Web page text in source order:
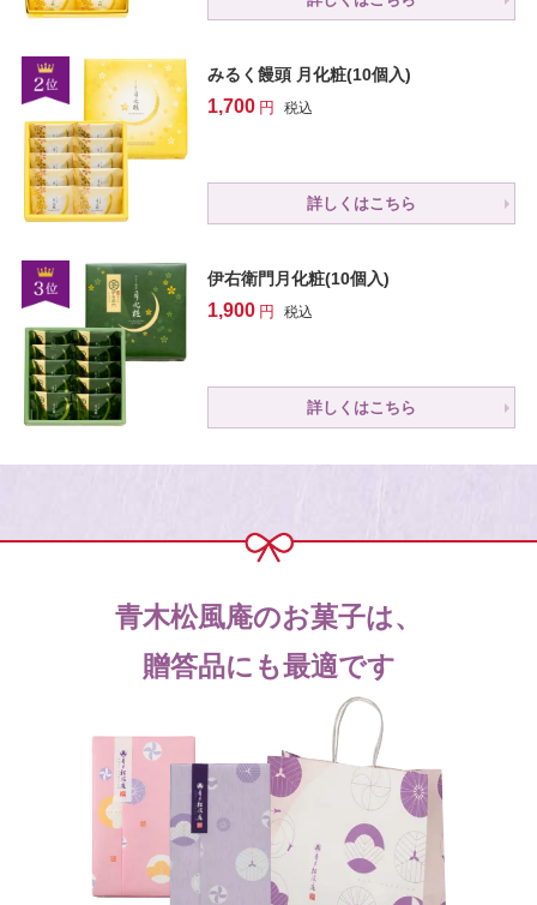
みるく饅頭 月化粧(10個入)
1,700 税込
詳しくはこちら
伊右衛門月化粧(10個入)
1,900 税込
詳しくはこちら
青木松風庵のお菓子は、
贈答品にも最適です